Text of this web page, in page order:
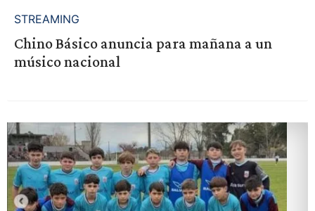
STREAMING
Chino Básico anuncia para mañana a un
músico nacional